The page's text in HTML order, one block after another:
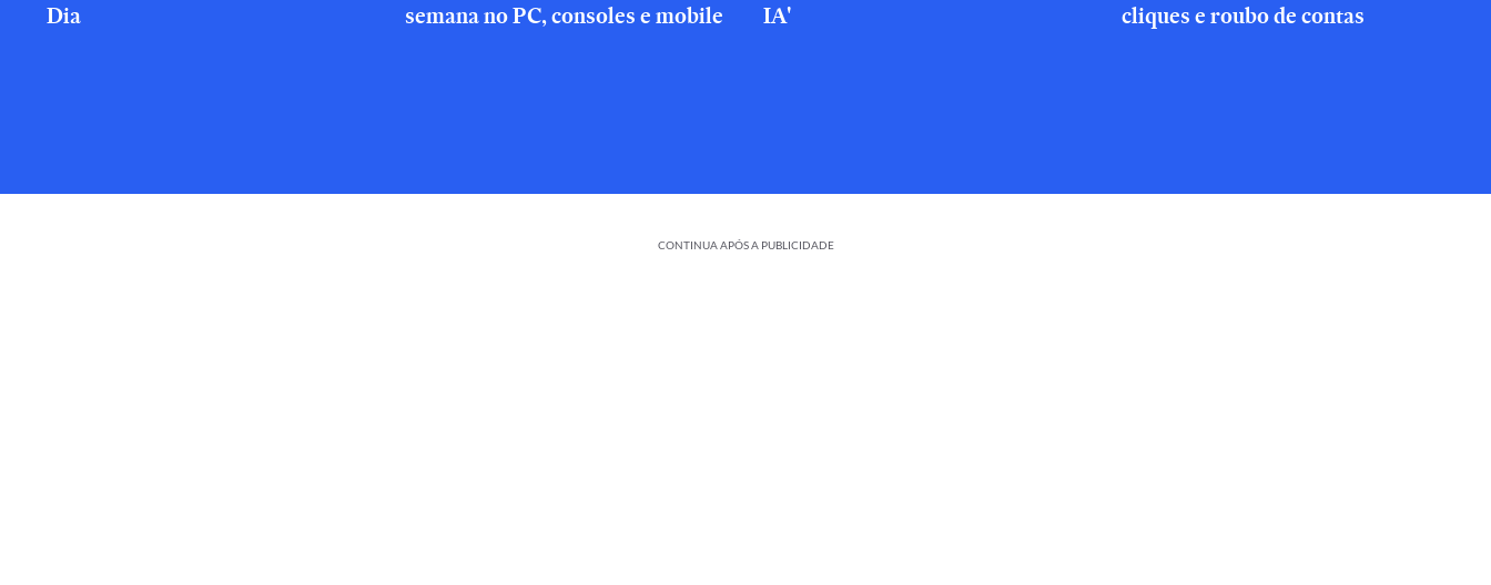
Dia
semana no PC, consoles e mobile
IA'
cliques e roubo de contas
CONTINUA APÓS A PUBLICIDADE